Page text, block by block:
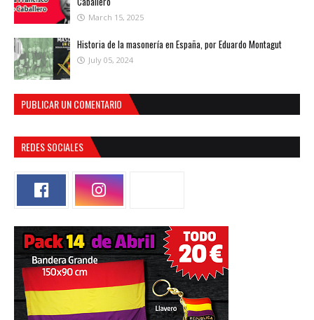
March 15, 2025
Historia de la masonería en España, por Eduardo Montagut
July 05, 2024
PUBLICAR UN COMENTARIO
REDES SOCIALES